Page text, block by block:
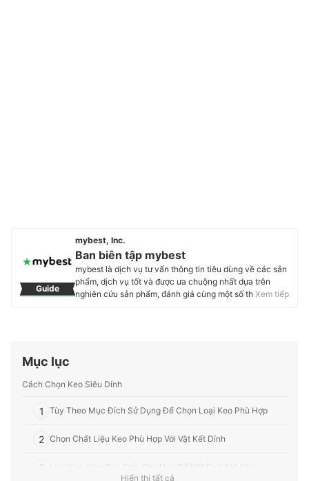
Guide
mybest, Inc.
Ban biên tập mybest
mybest là dịch vụ tư vấn thông tin tiêu dùng về các sản
phẩm, dịch vụ tốt và được ưa chuộng nhất dựa trên
nghiên cứu sản phẩm, đánh giá cùng một số thực
Profile của Ban biên tập mybest
Xem tiếp
Mục lục
Cách Chọn Keo Siêu Dính
1 Tùy Theo Mục Đích Sử Dụng Để Chọn Loại Keo Phù Hợp
2 Chọn Chất Liệu Keo Phù Hợp Với Vật Kết Dính
3 Loại Keo Kèm Bàn Chải Phù Hợp Để Kết Dính Mô Hình
Hiển thị tất cả